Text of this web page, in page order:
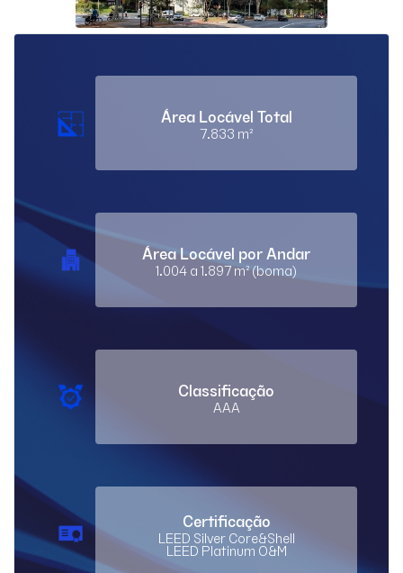
Área Locável Total
7.833 m²
Área Locável por Andar
1.004 a 1.897 m² (boma)
Classificação
AAA
Certificação
LEED Silver Core&Shell
LEED Platinum O&M